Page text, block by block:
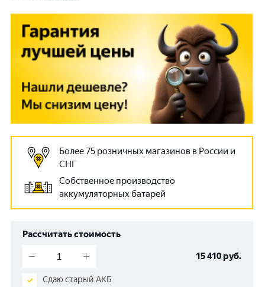
Более 75 розничных магазинов в России и
СНГ
Собственное производство
аккумуляторных батарей
Рассчитать стоимость
15 410руб.
Сдаю старый АКБ